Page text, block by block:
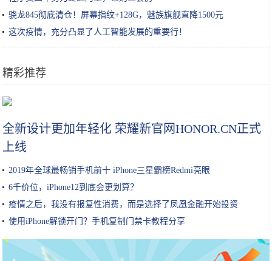
骁龙845彻底清仓！屏幕指纹+128G，魅族旗舰直降1500元
这次疫情，充分凸显了人工智能发展的重要行！
精彩推荐
全新设计更加年轻化 荣耀新官网HONOR.CN正式
上线
2019年全球最畅销手机前十 iPhone三星霸榜Redmi亮眼
6千价位，iPhone12到底会更划算？
疫情之后，我没有报复性消费，而是选择了凤凰金融开始投资
使用iPhone解锁开门？手机复制门禁卡教程分享